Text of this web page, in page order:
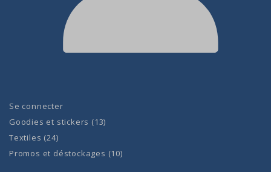
Se connecter
Goodies et stickers
13
Textiles 24
Promos et déstockages
10